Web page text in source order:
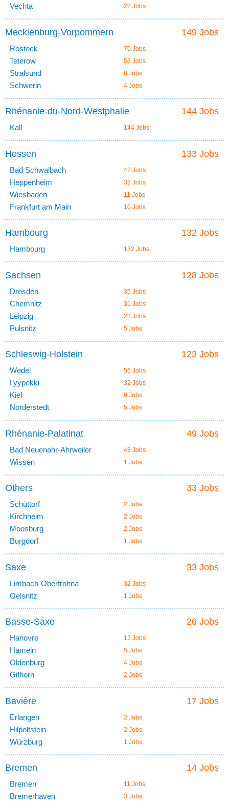
Vechta 22 Jobs
149 Jobs
Mecklenburg-Vorpommern
Rostock 70 Jobs
Teterow 56 Jobs
Stralsund 8 Jobs
Schwerin 4 Jobs
144 Jobs
Rhénanie-du-Nord-Westphalie
Kall 144 Jobs
133 Jobs
Hessen
Bad Schwalbach 42 Jobs
Heppenheim 32 Jobs
Wiesbaden 11 Jobs
Frankfurt am Main 10 Jobs
132 Jobs
Hambourg
Hambourg 132 Jobs
128 Jobs
Sachsen
Dresden 35 Jobs
Chemnitz 31 Jobs
Leipzig 23 Jobs
Pulsnitz 5 Jobs
123 Jobs
Schleswig-Holstein
Wedel 56 Jobs
Lyypekki 32 Jobs
Kiel 9 Jobs
Norderstedt 5 Jobs
49 Jobs
Rhénanie-Palatinat
Bad Neuenahr-Ahrweiler 48 Jobs
Wissen 1 Jobs
33 Jobs
Others
Schüttorf 2 Jobs
Kirchheim 2 Jobs
Moosburg 2 Jobs
Burgdorf 1 Jobs
33 Jobs
Saxe
Limbach-Oberfrohna 32 Jobs
Oelsnitz 1 Jobs
26 Jobs
Basse-Saxe
Hanovre 13 Jobs
Hameln 5 Jobs
Oldenburg 4 Jobs
Gifhorn 2 Jobs
17 Jobs
Bavière
Erlangen 2 Jobs
Hilpoltstein 2 Jobs
Würzburg 1 Jobs
14 Jobs
Bremen
Bremen 11 Jobs
Bremerhaven 3 Jobs